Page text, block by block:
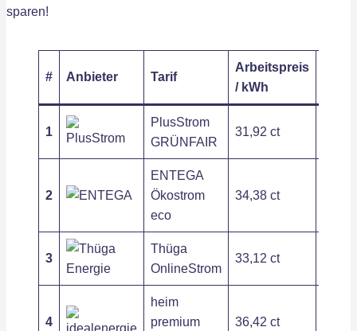
sparen!
# Anbieter Tarif
Arbeitspreis
/ kWh
1
PlusStrom
GRÜNFAIR
31,92 ct
2
ENTEGA
Ökostrom
eco
34,38 ct
3
Thüga
OnlineStrom
33,12 ct
4
heim
premium
36,42 ct